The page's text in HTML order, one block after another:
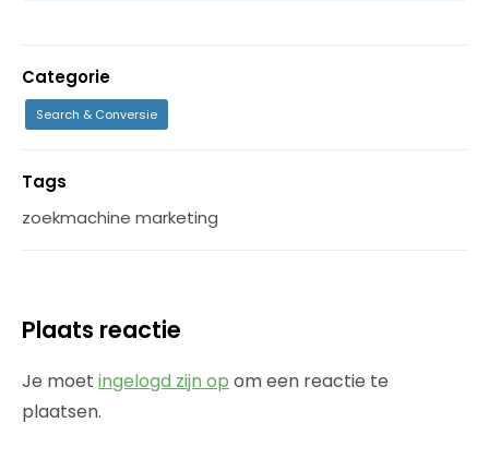
Categorie
Search & Conversie
Tags
zoekmachine marketing
Plaats reactie
Je moet ingelogd zijn op om een reactie te
plaatsen.